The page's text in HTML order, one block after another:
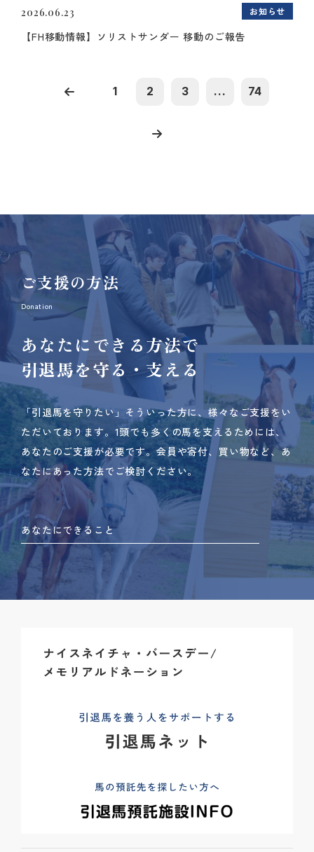
2026.06.23 お知らせ
【FH移動情報】ソリストサンダー 移動のご報告
1 2 3 ... 74
ご支援の方法
Donation
あなたにできる方法で
引退馬を守る・支える
「引退馬を守りたい」そういった方に、様々なご支援をい
ただいております。 1頭でも多くの馬を支えるためには、
あなたのご支援が必要です。 会員や寄付、買い物など、あ
なたにあった方法でご検討ください。
あなたにできること